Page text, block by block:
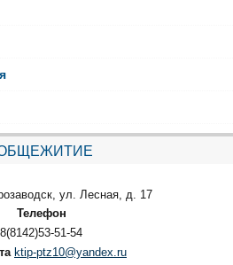
ул. Лесная, д. 17
Телефон
8(8142)53-51-54
ktip-ptz10@yandex.ru